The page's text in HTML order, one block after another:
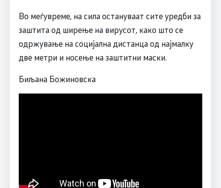
Во меѓувреме, на сила остануваат сите уредби за
заштита од ширење на вирусот, како што се
одржување на социјална дистанца од најмалку
две метри и носење на заштитни маски.
Биљана Божиновска